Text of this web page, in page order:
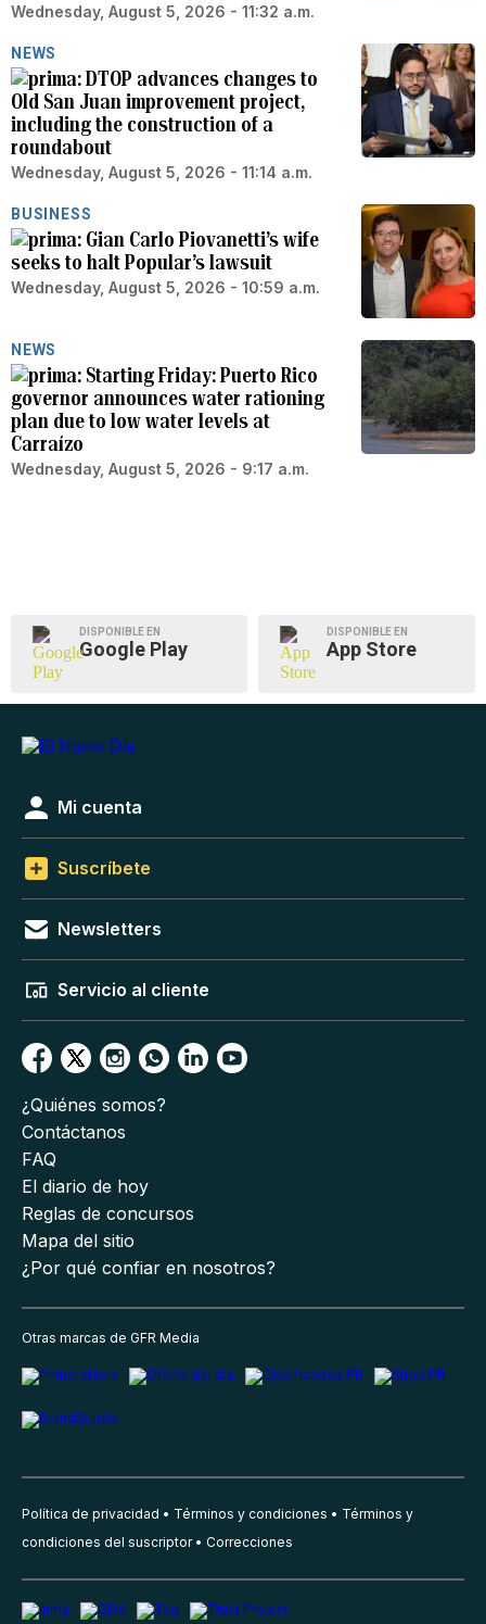
Wednesday, August 5, 2026 - 11:32 a.m.
NEWS
DTOP advances changes to
Old San Juan improvement project,
including the construction of a
roundabout
Wednesday, August 5, 2026 - 11:14 a.m.
BUSINESS
Gian Carlo Piovanetti’s wife
seeks to halt Popular’s lawsuit
Wednesday, August 5, 2026 - 10:59 a.m.
NEWS
Starting Friday: Puerto Rico
governor announces water rationing
plan due to low water levels at
Carraízo
Wednesday, August 5, 2026 - 9:17 a.m.
DISPONIBLE EN
Google Play
DISPONIBLE EN
App Store
Mi cuenta
Suscríbete
Newsletters
Servicio al cliente
¿Quiénes somos?
Contáctanos
FAQ
El diario de hoy
Reglas de concursos
Mapa del sitio
¿Por qué confiar en nosotros?
Otras marcas de GFR Media
Política de privacidad Términos y condiciones
Términos y
condiciones del suscriptor
Correcciones